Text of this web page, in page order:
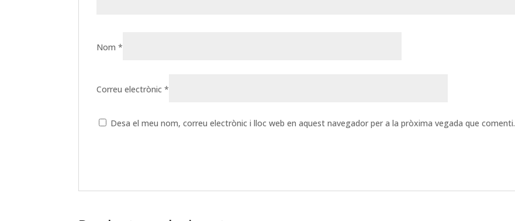
Nom*
Correu electrònic*
Desa el meu nom, correu electrònic i lloc web en aquest navegador per a la pròxima vegada que comenti.